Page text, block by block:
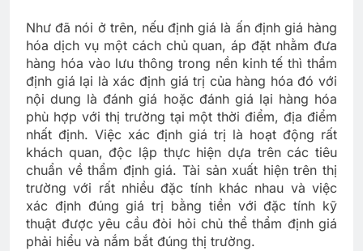
Như đã nói ở trên, nếu định giá là ấn định giá hàng
hóa dịch vụ một cách chủ quan, áp đặt nhằm đưa
hàng hóa vào lưu thông trong nền kinh tế thì thẩm
định giá lại là xác định giá trị của hàng hóa đó với
nội dung là đánh giá hoặc đánh giá lại hàng hóa
phù hợp với thị trường tại một thời điểm, địa điểm
nhất định. Việc xác định giá trị là hoạt động rất
khách quan, độc lập thực hiện dựa trên các tiêu
chuẩn về thẩm định giá. Tài sản xuất hiện trên thị
trường với rất nhiều đặc tính khác nhau và việc
xác định đúng giá trị bằng tiền với đặc tính kỹ
thuật được yêu cầu đòi hỏi chủ thể thẩm định giá
phải hiểu và nắm bắt đúng thị trường.